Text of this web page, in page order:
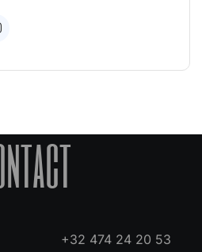
+32 474 24 20 53